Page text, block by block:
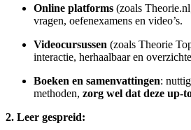
Online platforms (zoals
vragen, oefenexamens en video’s.
Videocursussen (zoals Theorie
interactie, herhaalbaar en
Boeken en samenvattingen:
methoden, zorg wel dat deze up-
2. Leer gespreid: